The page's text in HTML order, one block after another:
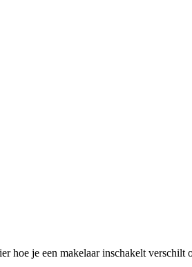
je een makelaar inschakelt verschilt